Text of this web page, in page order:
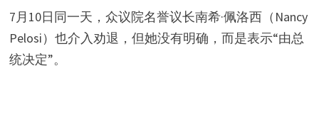
7月10日同一天，众议院名誉议长南希·佩洛西（Nancy
Pelosi）也介入劝退，但她没有明确，而是表示“由总
统决定”。